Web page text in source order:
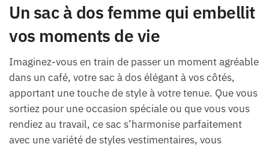
Un sac à dos femme qui embellit
vos moments de vie
Imaginez-vous en train de passer un moment agréable
dans un café, votre sac à dos élégant à vos côtés,
apportant une touche de style à votre tenue. Que vous
sortiez pour une occasion spéciale ou que vous vous
rendiez au travail, ce sac s’harmonise parfaitement
avec une variété de styles vestimentaires, vous